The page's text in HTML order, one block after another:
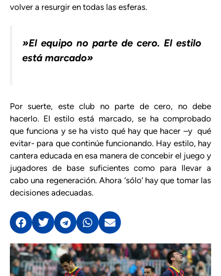
volver a resurgir en todas las esferas.
»El equipo no parte de cero. El estilo
está marcado»
Por suerte, este club no parte de cero, no debe
hacerlo. El estilo está marcado, se ha comprobado
que funciona y se ha visto qué hay que hacer –y qué
evitar- para que continúe funcionando. Hay estilo, hay
cantera educada en esa manera de concebir el juego y
jugadores de base suficientes como para llevar a
cabo una regeneración. Ahora ‘sólo’ hay que tomar las
decisiones adecuadas.